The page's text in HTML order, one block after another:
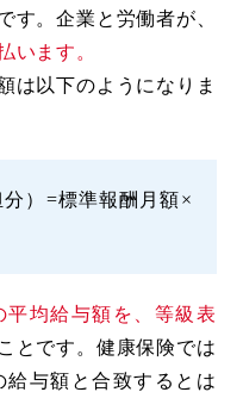
す。企業と労働者が、
います。
は以下のようになりま
分）=標準報酬月額×
平均給与額を、等級表
とです。健康保険では
与額と合致するとは